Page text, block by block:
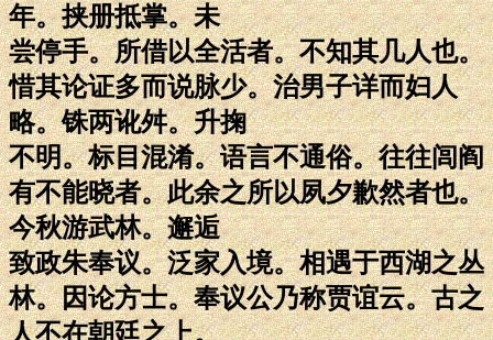
年。挟册抵掌。未
尝停手。所借以全活者。不知其几人也。
惜其论证多而说脉少。治男子详而妇人
略。铢两讹舛。升掬
不明。标目混淆。语言不通俗。往往闾阎
有不能晓者。此余之所以夙夕歉然者也。
今秋游武林。邂逅
致政朱奉议。泛家入境。相遇于西湖之丛
林。因论方士。奉议公乃称贾谊云。古之
人不在朝廷之上。